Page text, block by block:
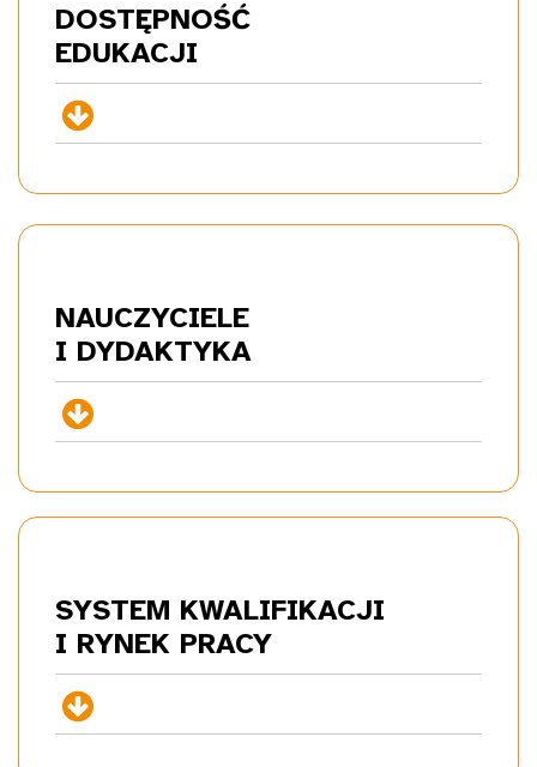
DOSTĘPNOŚĆ
EDUKACJI
+
NAUCZYCIELE
I DYDAKTYKA
+
SYSTEM KWALIFIKACJI
I RYNEK PRACY
+